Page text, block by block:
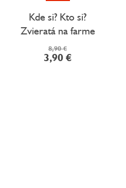
Kde si? Kto si?
Zvieratá na farme
8,90 €
3,90 €